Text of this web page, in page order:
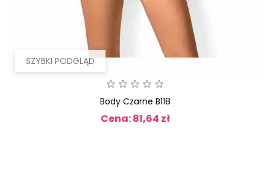
SZYBKI PODGLĄD
Body Czarne B118
Cena: 81,64 zł